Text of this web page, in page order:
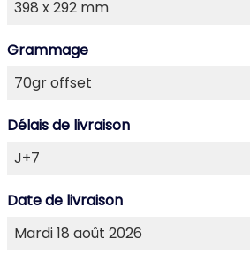
Grammage
Délais de livraison
Date de livraison